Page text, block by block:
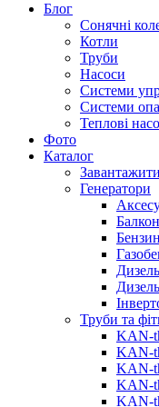
Блог
Сонячні
Котли
Труби
Насоси
Системи
Системи
Теплові
Фото
Каталог
Генератори
Труби та
KAN-
KAN-
KAN-
KAN-
KAN-